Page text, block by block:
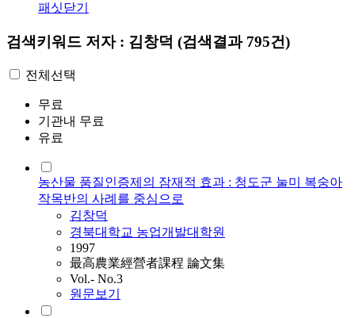
패싯닫기
검색키워드 저자 : 김창덕 (검색결과 795건)
전체선택
무료
기관내 무료
유료
농산물 품질인증제의 잠재적 효과 : 청도군 눌미 복숭아
작목반의 사례를 중심으로
김창덕
경북대학교 농업개발대학원
1997
最高農業經營者課程 論文集
Vol.- No.3
원문보기